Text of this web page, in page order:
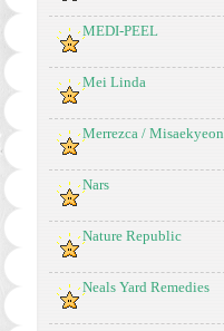
MEDI-PEEL
Mei Linda
Merrezca / Misaekyeon
Nars
Nature Republic
Neals Yard Remedies